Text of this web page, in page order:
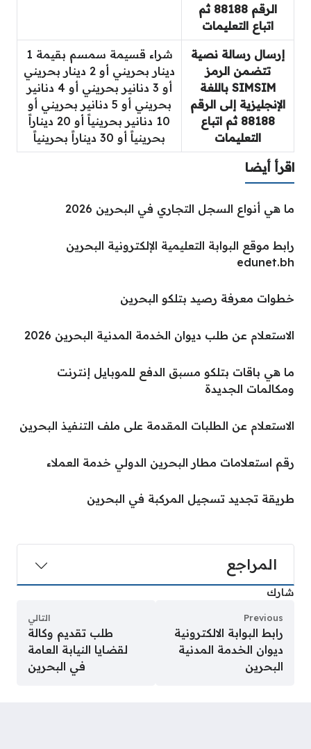
الرقم 88188 ثم
اتباع التعليمات
إرسال رسالة نصية
تتضمن الرمز
SIMSIM باللغة
الإنجليزية إلى الرقم
88188 ثم اتباع
التعليمات
شراء قسيمة سمسم بقيمة 1
دينار بحريني أو 2 دينار بحريني
أو 3 دنانير بحريني أو 4 دنانير
بحريني أو 5 دنانير بحريني أو
10 دنانير بحرينياً أو 20 ديناراً
بحرينياً أو 30 ديناراً بحرينياً
اقرأ أيضا
ما هي أنواع السجل التجاري في البحرين 2026
رابط موقع البوابة التعليمية الإلكترونية البحرين
edunet.bh
خطوات معرفة رصيد بتلكو البحرين
الاستعلام عن طلب ديوان الخدمة المدنية البحرين 2026
ما هي باقات بتلكو مسبق الدفع للموبايل إنترنت
ومكالمات الجديدة
الاستعلام عن الطلبات المقدمة على ملف التنفيذ البحرين
رقم استعلامات مطار البحرين الدولي خدمة العملاء
طريقة تجديد تسجيل المركبة في البحرين
المراجع
شارك
Previous
رابط البوابة الالكترونية
ديوان الخدمة المدنية
البحرين
التالي
طلب تقديم وكالة
لقضايا النيابة العامة
في البحرين